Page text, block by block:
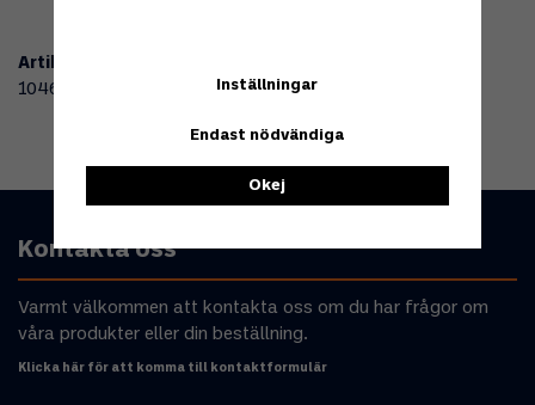
Artikelnummer:
104682
Kontakta oss
Varmt välkommen att kontakta oss om du har frågor om
våra produkter eller din beställning.
Klicka här för att komma till kontaktformulär
Inställningar
Endast nödvändiga
Okej